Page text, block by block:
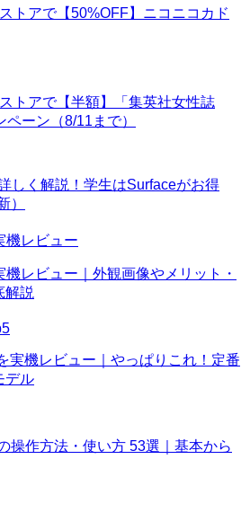
トアで【50%OFF】ニコニコカド
トアで【半額】「集英社女性誌
ーン（8/11まで）
しく解説！学生はSurfaceがお得
）
機レビュー｜外観画像やメリット・
解説
実機レビュー｜やっぱりこれ！定番
デル
操作方法・使い方 53選｜基本から